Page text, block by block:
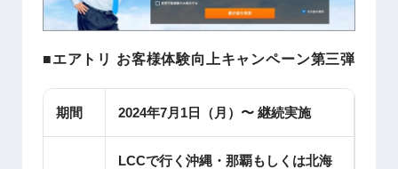
■エアトリ お客様体験向上キャンペーン第三弾
期間 2024年7月1日（月）〜 継続実施
LCCで行く沖縄・那覇もしくは北海